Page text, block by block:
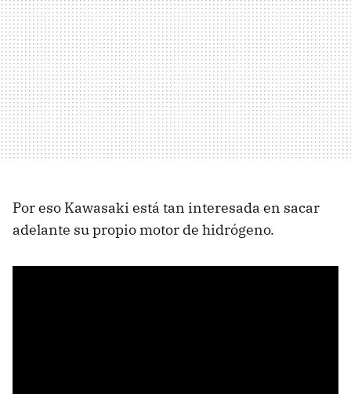
Por eso Kawasaki está tan interesada en sacar
adelante su propio motor de hidrógeno.